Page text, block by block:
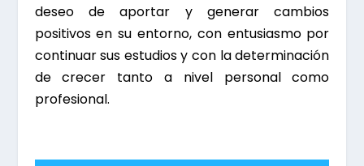
deseo de aportar y generar cambios
positivos en su entorno, con entusiasmo por
continuar sus estudios y con la determinación
de crecer tanto a nivel personal como
profesional.